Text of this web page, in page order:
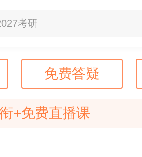
考研
免费答疑
+免费直播课